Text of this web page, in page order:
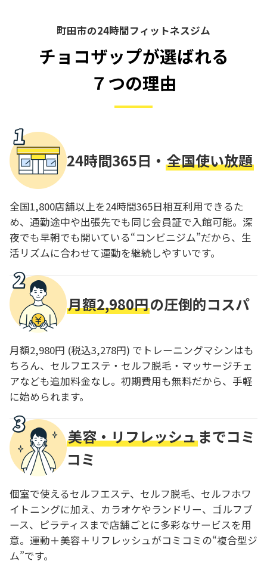
町田市の24時間フィットネスジム
チョコザップが選ばれる
７つの理由
24時間365日・ 全国使い放題
全国1,800店舗以上を24時間365日相互利用できるた
め、通勤途中や出張先でも同じ会員証で入館可能。深
夜でも早朝でも開いている“コンビニジム”だから、生
活リズムに合わせて運動を継続しやすいです。
月額2,980円の圧倒的コスパ
月額2,980円 (税込3,278円) でトレーニングマシンはも
ちろん、セルフエステ・セルフ脱毛・マッサージチェ
アなども追加料金なし。初期費用も無料だから、手軽
に始められます。
美容・リフレッシュまでコミ
コミ
個室で使えるセルフエステ、セルフ脱毛、セルフホワ
イトニングに加え、カラオケやランドリー、ゴルフブ
ース、ピラティスまで店舗ごとに多彩なサービスを用
意。運動＋美容＋リフレッシュがコミコミの“複合型ジ
ム”です。